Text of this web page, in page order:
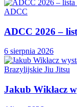
ADCC
ADCC 2026 –
6 sierpnia 2026
Brazylijskie Jiu Jitsu
Jakub Wikłacz